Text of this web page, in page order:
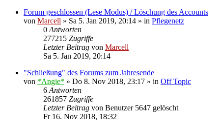
Forum geschlossen (Lese Modus) / Löschung des Accounts
von Marcell » Sa 5. Jan 2019, 20:14 » in Pflegenetz
0 Antworten
277215 Zugriffe
Letzter Beitrag von Marcell
Sa 5. Jan 2019, 20:14
"Schließung" des Forums zum Jahresende
von *Angie* » Do 8. Nov 2018, 23:17 » in Off Topic
6 Antworten
261857 Zugriffe
Letzter Beitrag von Benutzer 5647 gelöscht
Fr 16. Nov 2018, 18:32